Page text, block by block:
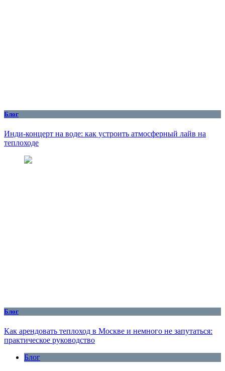
Блог
Инди-концерт на воде: как устроить атмосферный лайв на
теплоходе
Блог
Как арендовать теплоход в Москве и немного не запутаться:
практическое руководство
Блог